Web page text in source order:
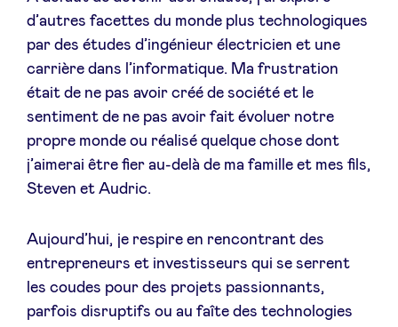
d’autres facettes du monde plus technologiques
par des études d’ingénieur électricien et une
carrière dans l’informatique. Ma frustration
était de ne pas avoir créé de société et le
sentiment de ne pas avoir fait évoluer notre
propre monde ou réalisé quelque chose dont
j’aimerai être fier au-delà de ma famille et mes fils,
Steven et Audric.
Aujourd’hui, je respire en rencontrant des
entrepreneurs et investisseurs qui se serrent
les coudes pour des projets passionnants,
parfois disruptifs ou au faîte des technologies